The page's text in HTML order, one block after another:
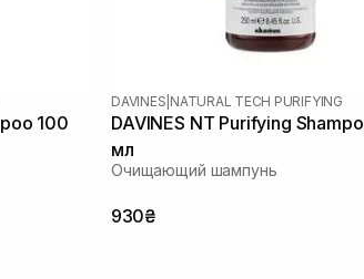
100
DAVINES NATURAL TECH PURIFYING
DAVINES NT Purifying
мл
Очищающий шампунь
930₴